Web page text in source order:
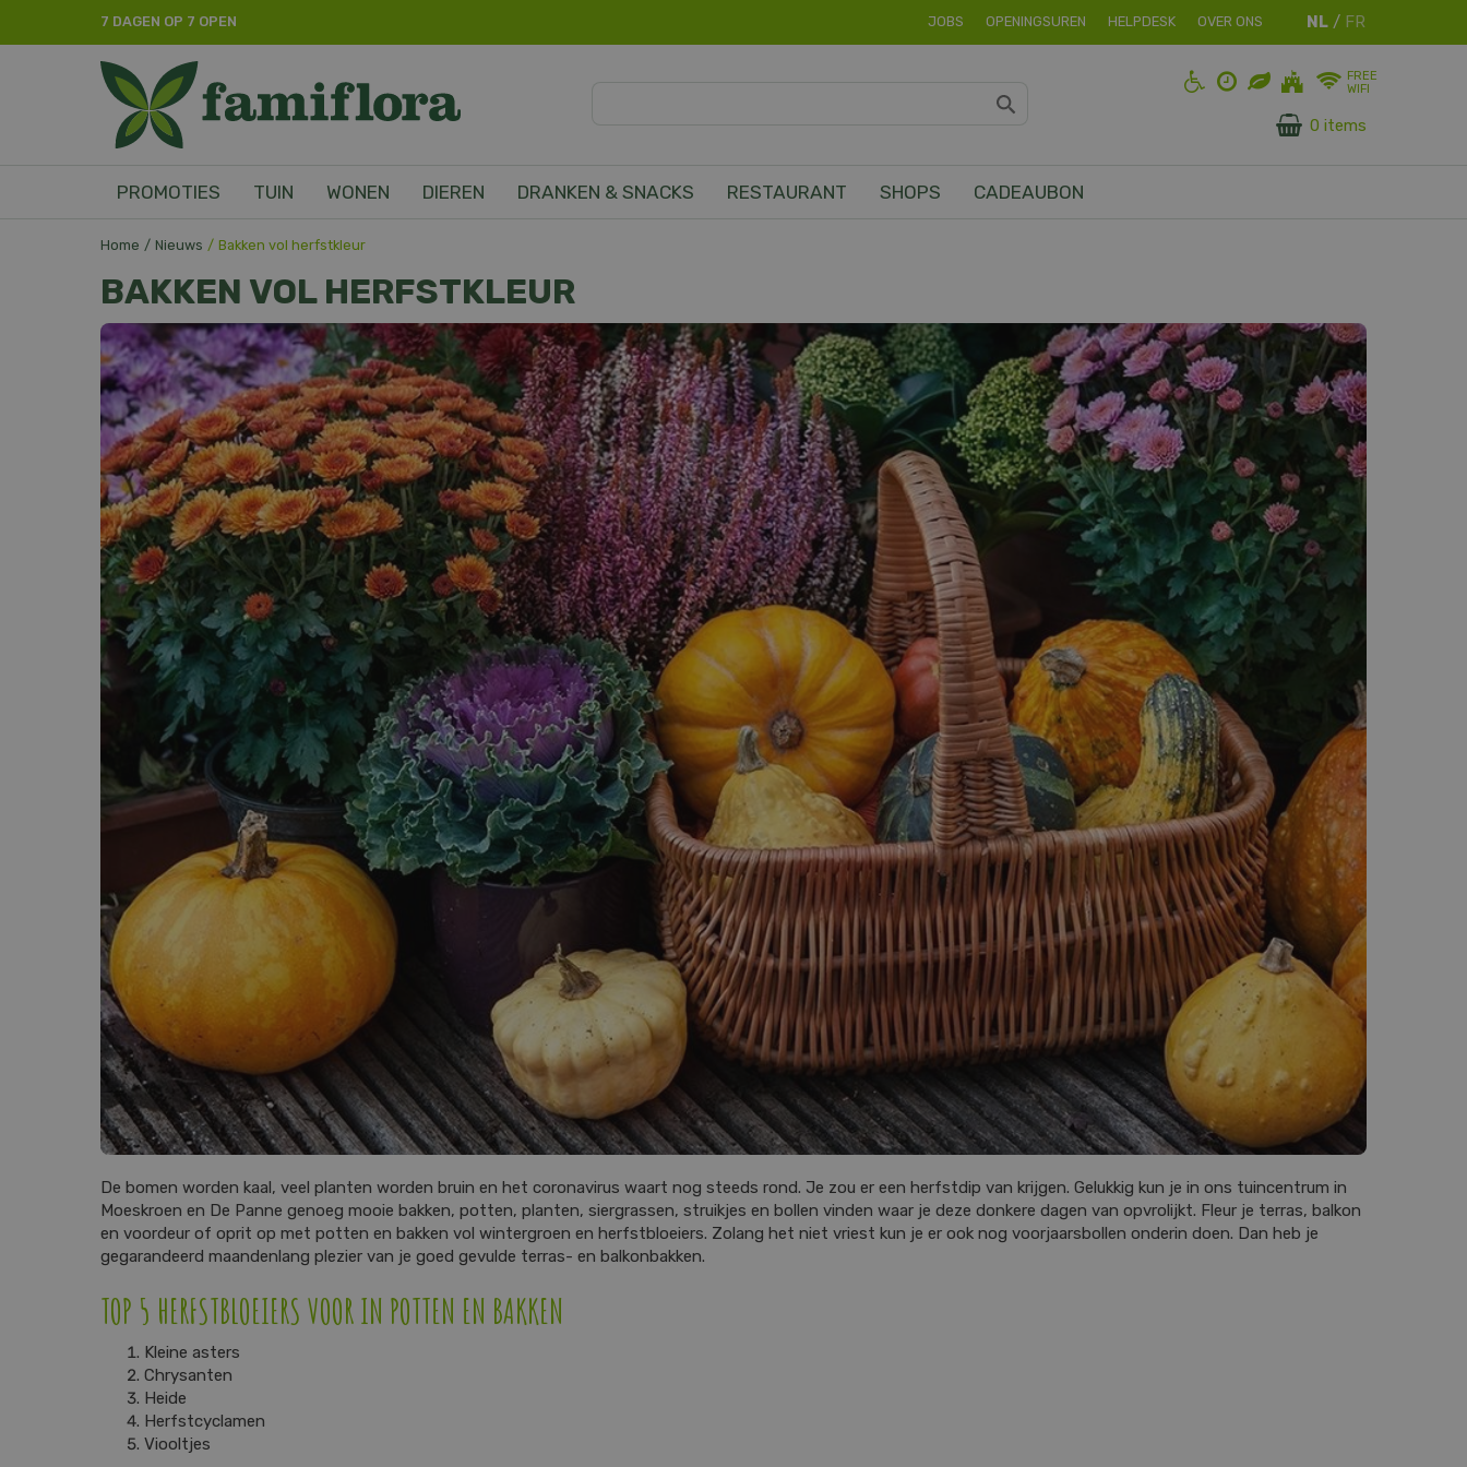
Home Nieuws Bakken vol herfstkleur
7 DAGEN OP 7 OPEN JOBS OPENINGSUREN HELPDESK OVER ONS
FREE
WIFI
0 items
PROMOTIES TUIN WONEN DIEREN DRANKEN & SNACKS RESTAURANT SHOPS CADEAUBON
BAKKEN VOL HERFSTKLEUR
De bomen worden kaal, veel planten worden bruin en het coronavirus waart nog steeds rond. Je zou er een herfstdip van krijgen. Gelukkig kun je in ons tuincentrum in
Moeskroen en De Panne genoeg mooie bakken, potten, planten, siergrassen, struikjes en bollen vinden waar je deze donkere dagen van opvrolijkt. Fleur je terras, balkon
en voordeur of oprit op met potten en bakken vol wintergroen en herfstbloeiers. Zolang het niet vriest kun je er ook nog voorjaarsbollen onderin doen. Dan heb je
gegarandeerd maandenlang plezier van je goed gevulde terras- en balkonbakken.
TOP 5 HERFSTBLOEIERS VOOR IN POTTEN EN BAKKEN
Kleine asters
Chrysanten
Heide
Herfstcyclamen
Viooltjes